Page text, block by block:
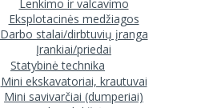
Lenkimo ir valcavimo
Eksplotacinės medžiagos
Darbo stalai/dirbtuvių įranga
Įrankiai/priedai
Statybinė technika
Mini ekskavatoriai, krautuvai
Mini savivarčiai (dumperiai)